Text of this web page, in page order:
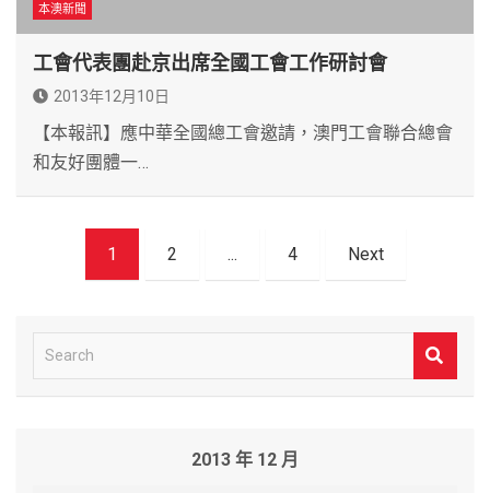
本澳新聞
工會代表團赴京出席全國工會工作研討會
2013年12月10日
【本報訊】應中華全國總工會邀請，澳門工會聯合總會
和友好團體一…
1 2 ... 4 Next
e
2013 年 12 月